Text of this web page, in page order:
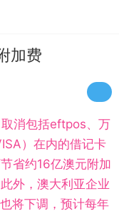
加费
消包括eftpos、万
）在内的借记卡
省约16亿澳元附加
外，澳大利亚企业
将下调，预计每年